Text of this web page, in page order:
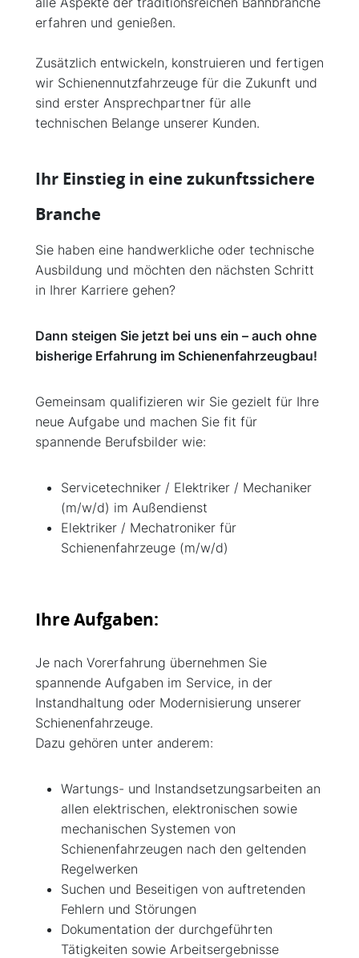
erfahren und genießen.
Zusätzlich entwickeln, konstruieren und fertigen
wir Schienennutzfahrzeuge für die Zukunft und
sind erster Ansprechpartner für alle
technischen Belange unserer Kunden.
Ihr Einstieg in eine zukunftssichere
Branche
Sie haben eine handwerkliche oder technische
Ausbildung und möchten den nächsten Schritt
in Ihrer Karriere gehen?
Dann steigen Sie jetzt bei uns ein – auch ohne
bisherige Erfahrung im Schienenfahrzeugbau!
Gemeinsam qualifizieren wir Sie gezielt für Ihre
neue Aufgabe und machen Sie fit für
spannende Berufsbilder wie:
Servicetechniker / Elektriker / Mechaniker
(m/w/d) im Außendienst
Elektriker / Mechatroniker für
Schienenfahrzeuge (m/w/d)
Ihre Aufgaben:
Je nach Vorerfahrung übernehmen Sie
spannende Aufgaben im Service, in der
Instandhaltung oder Modernisierung unserer
Schienenfahrzeuge.
Dazu gehören unter anderem:
Wartungs- und Instandsetzungsarbeiten an
allen elektrischen, elektronischen sowie
mechanischen Systemen von
Schienenfahrzeugen nach den geltenden
Regelwerken
Suchen und Beseitigen von auftretenden
Fehlern und Störungen
Dokumentation der durchgeführten
Tätigkeiten sowie Arbeitsergebnisse